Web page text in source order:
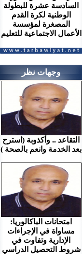
السادسة عشرة للبطولة
الوطنية لكرة القدم
المصغرة لمؤسسة
الأعمال الاجتماعية للتعليم
وجهات نظر
التقاعد .. وأكذوبة (استرح
بعد الخدمة وانعم بالصحة )
امتحانات الباكالوريا:
مساواة في الإجراءات
الإدارية وتفاوت في
شروط التحصيل الدراسي